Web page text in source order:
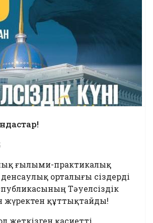
ғылыми-практикалық
орталығы сіздерді
Тәуелсіздік
жүректен құттықтайды!
жеткізген қасиетті